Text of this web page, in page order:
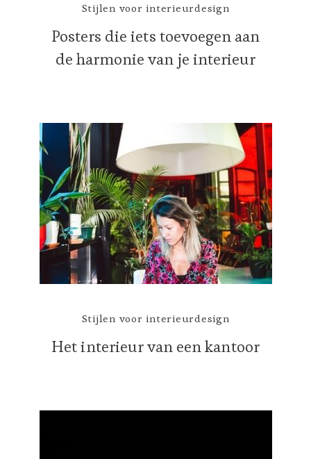
Stijlen voor interieurdesign
Posters die iets toevoegen aan
de harmonie van je interieur
Stijlen voor interieurdesign
Het interieur van een kantoor